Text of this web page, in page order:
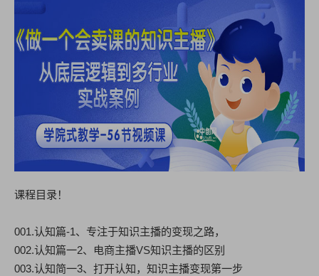
课程目录！
001.认知篇-1、专注于知识主播的变现之路，
002.认知篇一2、电商主播VS知识主播的区别
003.认知简一3、打开认知，知识主播变现第一步